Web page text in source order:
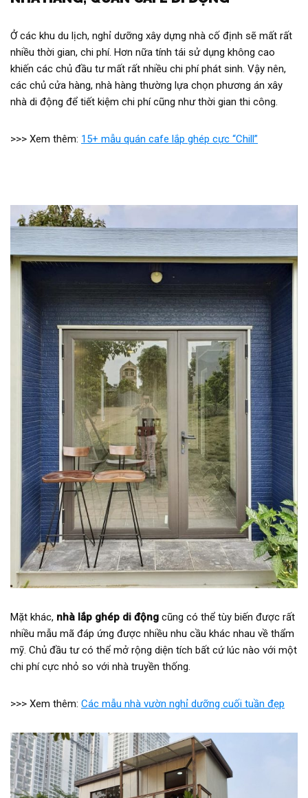
Ở các khu du lịch, nghỉ dưỡng xây dựng nhà cố định sẽ mất rất
nhiều thời gian, chi phí. Hơn nữa tính tái sử dụng không cao
khiến các chủ đầu tư mất rất nhiều chi phí phát sinh. Vậy nên,
các chủ cửa hàng, nhà hàng thường lựa chọn phương án xây
nhà di động để tiết kiệm chi phí cũng như thời gian thi công.
>>> Xem thêm: 15+ mẫu quán cafe lắp ghép cực “Chill”
Mặt khác, nhà lắp ghép di động cũng có thể tùy biến được rất
nhiều mẫu mã đáp ứng được nhiều nhu cầu khác nhau về thẩm
mỹ. Chủ đầu tư có thể mở rộng diện tích bất cứ lúc nào với một
chi phí cực nhỏ so với nhà truyền thống.
>>> Xem thêm: Các mẫu nhà vườn nghỉ dưỡng cuối tuần đẹp